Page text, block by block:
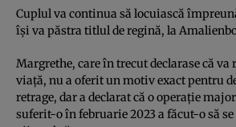
Cuplul va continua să locuiască
își va păstra titlul de regină, la
Margrethe, care în trecut declarase că va
viață, nu a oferit un motiv exact pentru
retrage, dar a declarat că o operație
suferit-o în februarie 2023 a făcut-o să se